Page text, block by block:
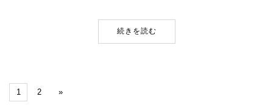
続きを読む
1 2 »